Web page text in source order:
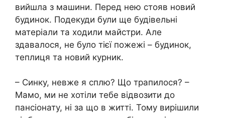
вийшла з машини. Перед нею стояв новий
будинок. Подекуди були ще будівельні
матеріали та ходили майстри. Але
здавалося, не було тієї пожежі – будинок,
теплиця та новий курник.
– Синку, невже я сплю? Що трапилося? –
Мамо, ми не хотіли тебе відвозити до
пансіонату, ні за що в житті. Тому вирішили